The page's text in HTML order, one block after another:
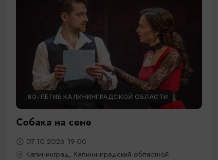
80-ЛЕТИЕ КАЛИНИНГРАДСКОЙ ОБЛАСТИ
Собака на сене
07.10.2026 19:00
Калининград, Калининградский областной